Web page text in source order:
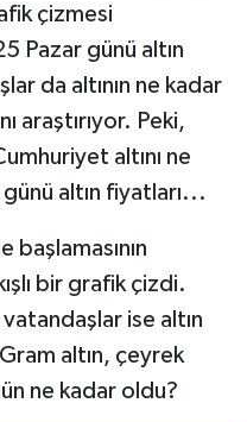
çizmesi
Pazar günü altın
da altının ne kadar
araştırıyor. Peki,
altını ne
altın fiyatları...
başlamasının
bir grafik çizdi.
ise altın
altın, çeyrek
ne kadar oldu?